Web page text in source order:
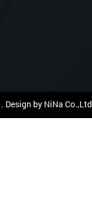
. Design by NiNa Co.,Ltd